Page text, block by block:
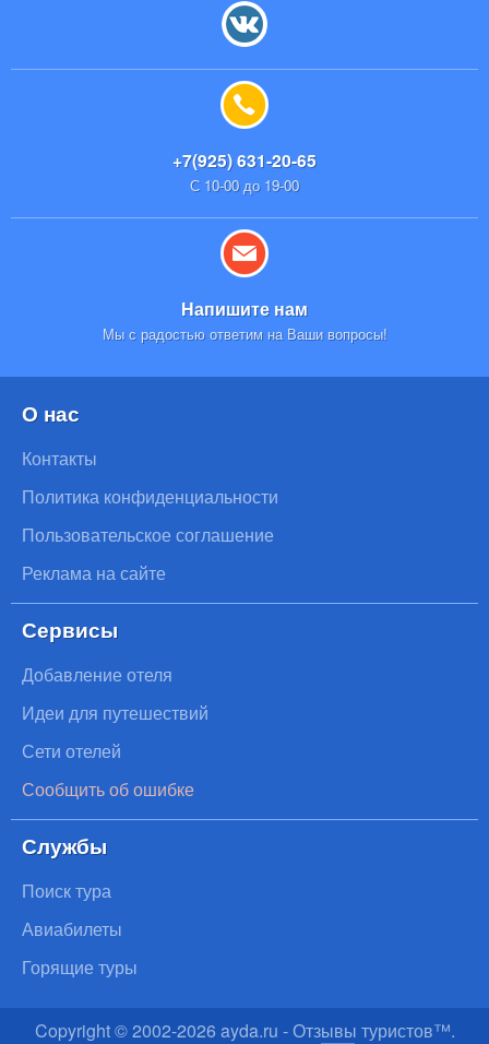
+7(925) 631-20-65
С 10-00 до 19-00
Напишите нам
Мы с радостью ответим на Ваши вопросы!
О нас
Контакты
Политика конфиденциальности
Пользовательское соглашение
Реклама на сайте
Сервисы
Добавление отеля
Идеи для путешествий
Сети отелей
Сообщить об ошибке
Службы
Поиск тура
Авиабилеты
Горящие туры
Copyright © 2002-2026 ayda.ru - Отзывы туристов™.